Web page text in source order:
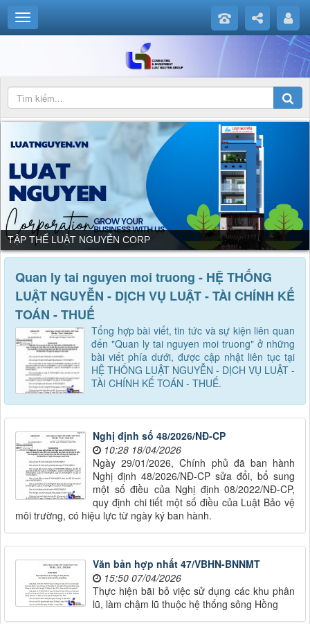
TẬP THỂ LUẬT NGUYỄN CORP
Quan ly tai nguyen moi truong - HỆ THỐNG
LUẬT NGUYỄN - DỊCH VỤ LUẬT - TÀI CHÍNH KẾ
TOÁN - THUẾ
Tổng hợp bài viết, tin tức và sự kiện liên quan
đến "Quan ly tai nguyen moi truong" ở những
bài viết phía dưới, được cập nhật liên tục tại
HỆ THỐNG LUẬT NGUYỄN - DỊCH VỤ LUẬT -
TÀI CHÍNH KẾ TOÁN - THUẾ.
Nghị định số 48/2026/NĐ-CP
10:28 18/04/2026
Ngày 29/01/2026, Chính phủ đã ban hành
Nghị định 48/2026/NĐ-CP sửa đổi, bổ sung
một số điều của Nghị định 08/2022/NĐ-CP,
quy định chi tiết một số điều của Luật Bảo vệ
môi trường, có hiệu lực từ ngày ký ban hành.
Văn bản hợp nhất 47/VBHN-BNNMT
15:50 07/04/2026
Thực hiện bãi bỏ việc sử dụng các khu phân
lũ, làm chậm lũ thuộc hệ thống sông Hồng